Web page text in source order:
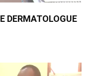
DERMATOLOGUE